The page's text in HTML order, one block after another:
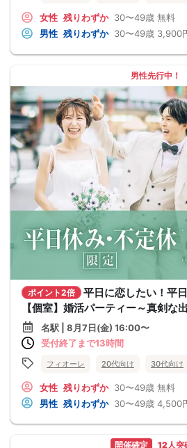
女性 残りわずか 30〜49歳 無料
男性 残りわずか 30〜49歳 3,900
男性先行中！
ポイント2倍
平日に恋したい！平
【個室】婚活パーティー～真剣な
名駅 | 8月7日(金) 16:00〜
受付終了まで13時間
フィオーレ 20代向け 30代向け
女性 残りわずか 30〜49歳 無料
男性 残りわずか 30〜49歳 4,500
開催確定 12人突